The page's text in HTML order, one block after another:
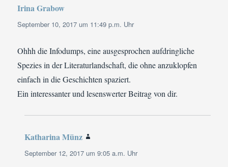
Irina Grabow
September 10, 2017 um 11:49 p.m. Uhr
Ohhh die Infodumps, eine ausgesprochen aufdringliche
Spezies in der Literaturlandschaft, die ohne anzuklopfen
einfach in die Geschichten spaziert.
Ein interessanter und lesenswerter Beitrag von dir.
Katharina Münz
September 12, 2017 um 9:05 a.m. Uhr